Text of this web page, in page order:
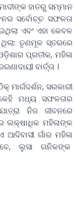
ହାତରୁ ସମ୍ମାନ
ସର୍ବୋଚ୍ଚ ସଫଳତା
ଏବଂ ଏହା କେବଳ
ତୃଣମୂଳ ସ୍ତରରେ
ପ୍ରତୀକ, ମହିଳା
ବାର୍ତ୍ତା ।
ମାର୍ଗଦର୍ଶନ, ସରକାରୀ
ମଧ୍ୟ ସଫଳତାର
ନିଜ ଜୀବନରେ
ଲକ୍ଷାଧିକ ମହିଳାଙ୍କ
ଗାଁର ମହିଳା
ଲୁସା ଗନିକଙ୍କ